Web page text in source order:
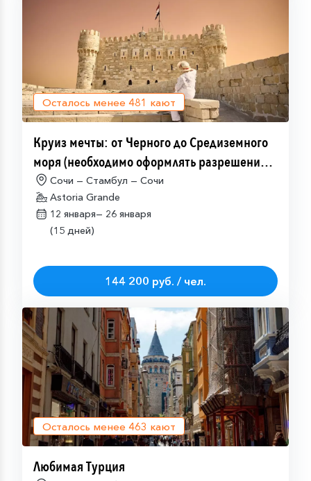
Осталось менее 481 кают
Круиз мечты: от Черного до Средиземного
моря (необходимо оформлять разрешение
на посещение Израиля (ETA-IL)
Сочи — Стамбул — Сочи
Astoria Grande
12 января— 26 января
(15 дней)
144 200 руб. / чел.
Осталось менее 463 кают
Любимая Турция